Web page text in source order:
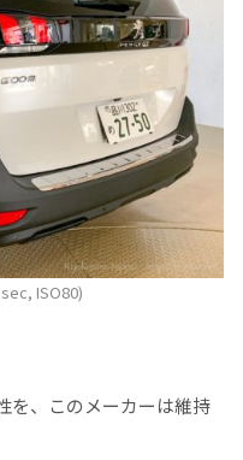
ISO80)
を、このメーカーは維持